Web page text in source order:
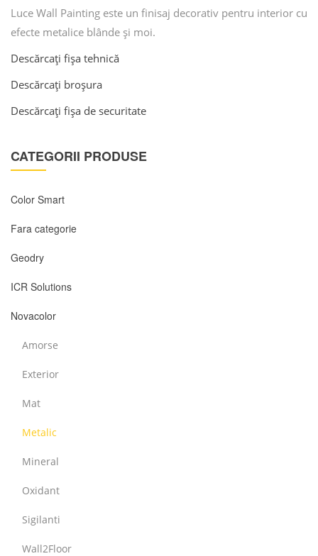
Luce Wall Painting este un finisaj decorativ pentru interior cu
efecte metalice blânde și moi.
Descărcați fișa tehnică
Descărcați broșura
Descărcați fișa de securitate
CATEGORII PRODUSE
Color Smart
Fara categorie
Geodry
ICR Solutions
Novacolor
Amorse
Exterior
Mat
Metalic
Mineral
Oxidant
Sigilanti
Wall2Floor